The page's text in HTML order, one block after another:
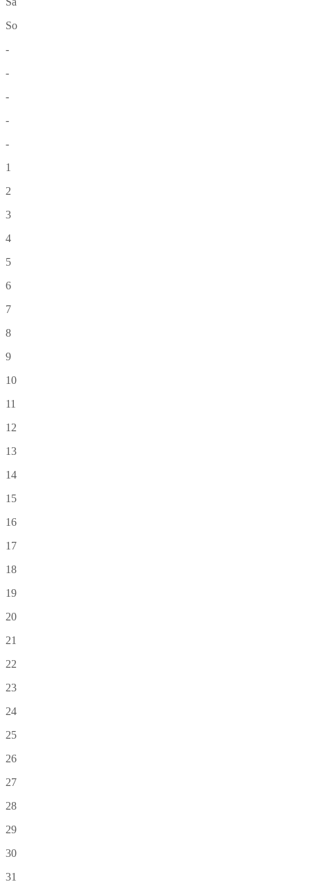
So
-
-
-
-
-
1
2
3
4
5
6
7
8
9
10
11
12
13
14
15
16
17
18
19
20
21
22
23
24
25
26
27
28
29
30
31